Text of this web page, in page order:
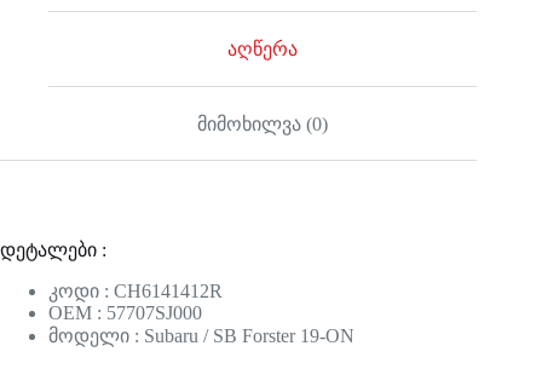
აღწერა
მიმოხილვა (0)
დეტალები :
კოდი : CH6141412R
OEM : 57707SJ000
მოდელი : Subaru / SB Forster 19-ON